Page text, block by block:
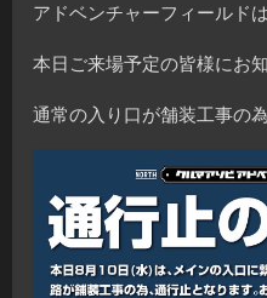
アドベンチャーフィールド
本日ご来場予定の皆様にお
通常の入り口が舗装工事の